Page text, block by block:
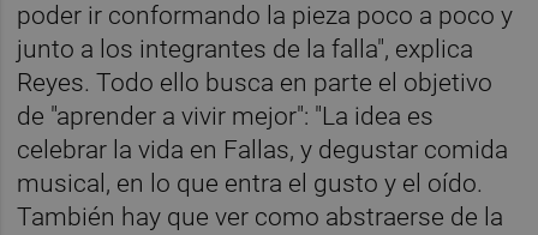
poder ir conformando la pieza poco a poco y
junto a los integrantes de la falla", explica
Reyes. Todo ello busca en parte el objetivo
de "aprender a vivir mejor": "La idea es
celebrar la vida en Fallas, y degustar comida
musical, en lo que entra el gusto y el oído.
También hay que ver como abstraerse de la